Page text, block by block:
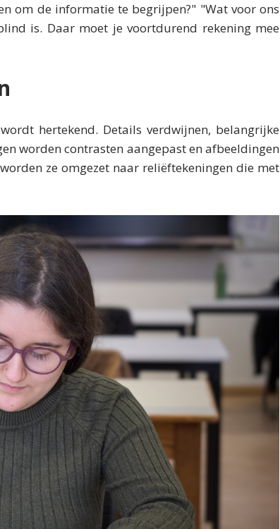
om de informatie te begrijpen?" "Wat voor ons
is. Daar moet je voortdurend rekening mee
hertekend. Details verdwijnen, belangrijke
worden contrasten aangepast en afbeeldingen
ze omgezet naar reliëftekeningen die met